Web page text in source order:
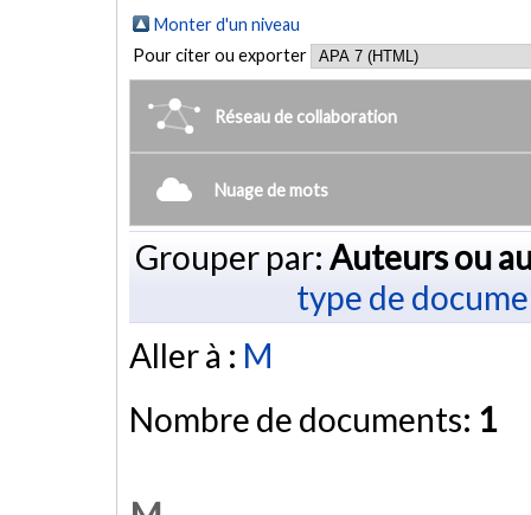
Monter d'un niveau
Pour citer ou exporter
Réseau de collaboration
Nuage de mots
Grouper par: Auteurs ou
type de
Aller à : M
Nombre de documents: 1